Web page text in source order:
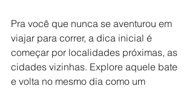
Pra você que nunca se aventurou em
viajar para correr, a dica inicial é
começar por localidades próximas, as
cidades vizinhas. Explore aquele bate
e volta no mesmo dia como um